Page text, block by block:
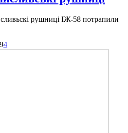
рушниці ІЖ-58 потрапили
4